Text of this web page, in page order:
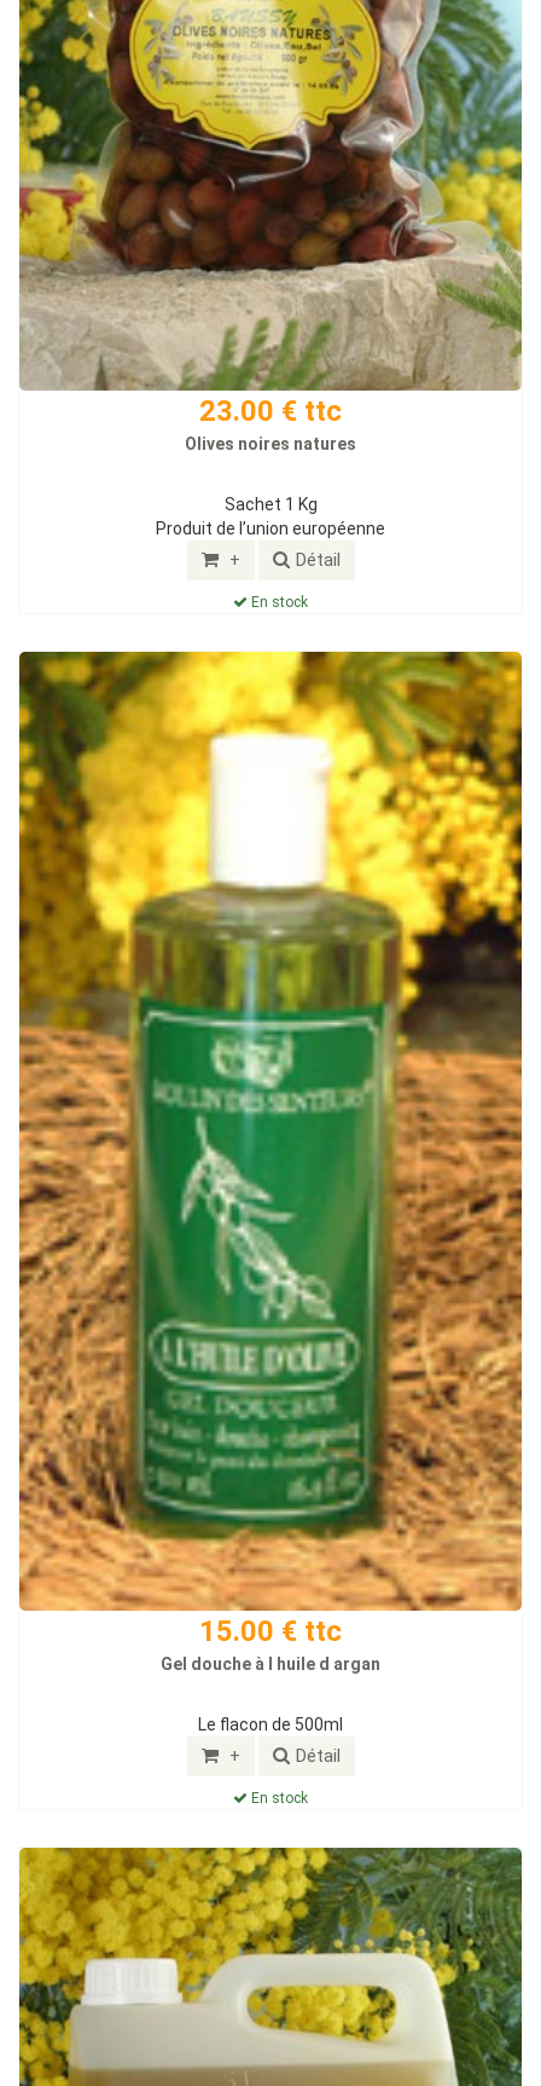
23.00 € ttc
Olives noires natures
Sachet 1 Kg
Produit de l’union européenne
+ Détail
En stock
15.00 € ttc
Gel douche à l huile d argan
Le flacon de 500ml
+ Détail
En stock